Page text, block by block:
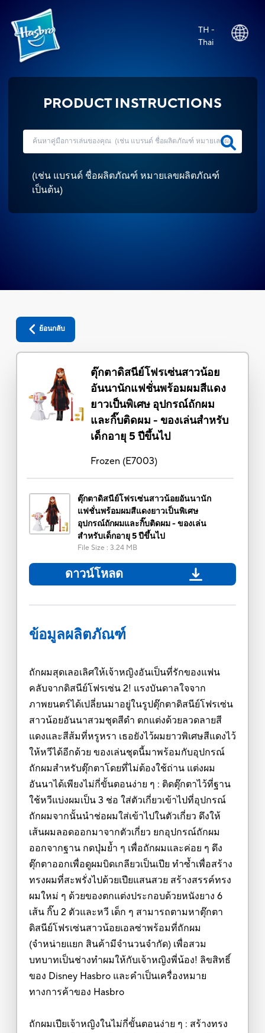
TH -
Thai
PRODUCT INSTRUCTIONS
(เช่น แบรนด์ ชื่อผลิตภัณฑ์ หมายเลขผลิตภัณฑ์
เป็นต้น)
ย้อนกลับ
ตุ๊กตาดิสนีย์โฟรเซ่นสาวน้อย
อันนานักแฟชั่นพร้อมผมสีแดง
ยาวเป็นพิเศษ อุปกรณ์ถักผม
และกิ๊บติดผม - ของเล่นสำหรับ
เด็กอายุ 5 ปีขึ้นไป
Frozen (E7003)
ตุ๊กตาดิสนีย์โฟรเซ่นสาวน้อยอันนานัก
แฟชั่นพร้อมผมสีแดงยาวเป็นพิเศษ
อุปกรณ์ถักผมและกิ๊บติดผม - ของเล่น
สำหรับเด็กอายุ 5 ปีขึ้นไป
File Size : 3.24 MB
ดาวน์โหลด
ข้อมูลผลิตภัณฑ์
ถักผมสุดเลอเลิศให้เจ้าหญิงอันเป็นที่รักของแฟน
คลับจากดิสนีย์โฟรเซ่น 2! แรงบันดาลใจจาก
ภาพยนตร์ได้เปลี่ยนมาอยู่ในรูปตุ๊กตาดิสนีย์โฟรเซ่น
สาวน้อยอันนาสวมชุดสีดำ ตกแต่งด้วยลวดลายสี
แดงและสีส้มที่หรูหรา เธอยังไว้ผมยาวพิเศษสีแดงไว้
ให้หวีได้อีกด้วย ของเล่นชุดนี้มาพร้อมกับอุปกรณ์
ถักผมสำหรับตุ๊กตาโดยที่ไม่ต้องใช้ถ่าน แต่งผม
อันนาได้เพียงไม่กี่ขั้นตอนง่าย ๆ : ติดตุ๊กตาไว้ที่ฐาน
ใช้หวีแบ่งผมเป็น 3 ช่อ ใส่ตัวเกี่ยวเข้าไปที่อุปกรณ์
ถักผมจากนั้นนำช่อผมใส่เข้าไปในตัวเกี่ยว ดึงให้
เส้นผมลอดออกมาจากตัวเกี่ยว ยกอุปกรณ์ถักผม
ออกจากฐาน กดปุ่มย้ำ ๆ เพื่อถักผมและค่อย ๆ ดึง
ตุ๊กตาออกเพื่อดูผมบิดเกลียวเป็นเปีย ทำซ้ำเพื่อสร้าง
ทรงผมที่สะพรั่งไปด้วยเปียแสนสวย สร้างสรรค์ทรง
ผมใหม่ ๆ ด้วยของตกแต่งประกอบด้วยหนังยาง 6
เส้น กิ๊บ 2 ตัวและหวี เด็ก ๆ สามารถตามหาตุ๊กตา
ดิสนีย์โฟรเซ่นสาวน้อยเอลซ่าพร้อมที่ถักผม
(จำหน่ายแยก สินค้ามีจำนวนจำกัด) เพื่อสวม
บทบาทเป็นช่างทำผมให้กับเจ้าหญิงพี่น้อง! ลิขสิทธิ์
ของ Disney Hasbro และคำเป็นเครื่องหมาย
ทางการค้าของ Hasbro
ถักผมเปียเจ้าหญิงในไม่กี่ขั้นตอนง่าย ๆ : สร้างทรง